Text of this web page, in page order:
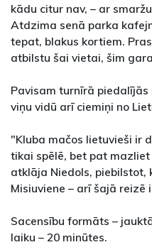
kādu citur nav, – ar
Atdzima senā parka
tepat, blakus kortiem.
atbilstu šai vietai, šim
Pavisam turnīrā
viņu vidū arī ciemiņi no
"Kluba mačos lietuvieši ir
tikai spēlē, bet pat
atklāja Niedols, piebilstot,
Misiuviene – arī šajā
Sacensību formāts –
laiku – 20 minūtes.